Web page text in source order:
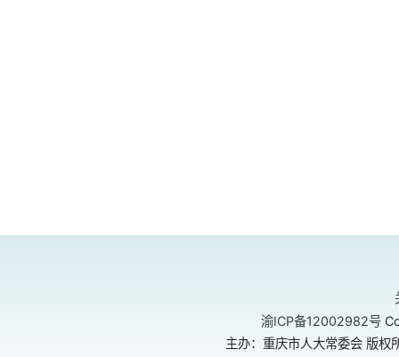
渝ICP备12002982号
主办：重庆市人大常委会 版